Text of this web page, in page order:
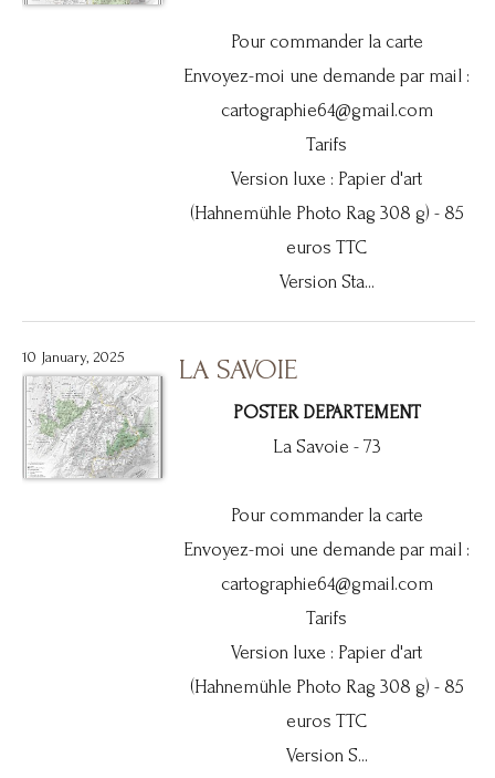
Pour commander la carte
Envoyez-moi une demande par mail :
cartographie64@gmail.com
Tarifs
Version luxe : Papier d'art
(Hahnemühle Photo Rag 308 g) - 85
euros TTC
Version Sta...
10 January, 2025 LA SAVOIE
POSTER DEPARTEMENT
La Savoie - 73
Pour commander la carte
Envoyez-moi une demande par mail :
cartographie64@gmail.com
Tarifs
Version luxe : Papier d'art
(Hahnemühle Photo Rag 308 g) - 85
euros TTC
Version S...